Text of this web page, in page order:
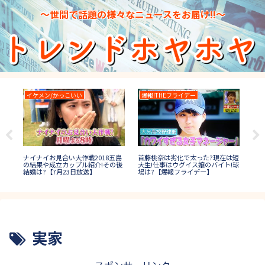
～世間で話題の様々なニュースをお届け!!～
イケメン/かっこいい
ナイナイお見合い大作戦2018五島
の結果や成立カップル紹介!その後
結婚は?【7月23日放送】
爆報!THEフライデー
首藤桃奈は劣化で太った?現在は短
大生!仕事はウグイス嬢のバイト!球
場は?【爆報フライデー】
実家